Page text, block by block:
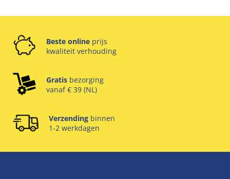
Beste online prijs
kwaliteit verhouding
Gratis bezorging
vanaf € 39 (NL)
Verzending binnen
1-2 werkdagen